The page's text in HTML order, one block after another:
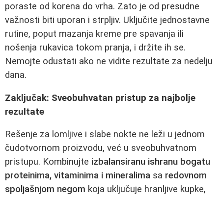
poraste od korena do vrha. Zato je od presudne
važnosti biti uporan i strpljiv. Uključite jednostavne
rutine, poput mazanja kreme pre spavanja ili
nošenja rukavica tokom pranja, i držite ih se.
Nemojte odustati ako ne vidite rezultate za nedelju
dana.
Zaključak: Sveobuhvatan pristup za najbolje
rezultate
Rešenje za lomljive i slabe nokte ne leži u jednom
čudotvornom proizvodu, već u sveobuhvatnom
pristupu. Kombinujte izbalansiranu ishranu bogatu
proteinima, vitaminima i mineralima sa redovnom
spoljašnjom negom koja uključuje hranljive kupke,